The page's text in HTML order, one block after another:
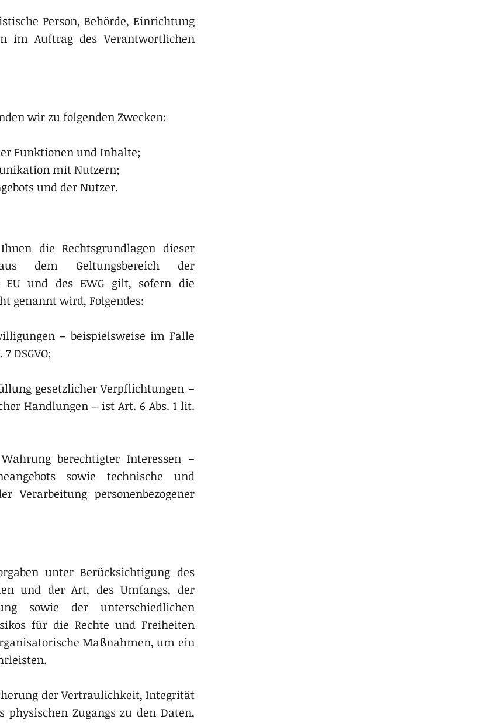
Person, Behörde, Einrichtung
im Auftrag des Verantwortlichen
wir zu folgenden Zwecken:
Funktionen und Inhalte;
mit Nutzern;
und der Nutzer.
die Rechtsgrundlagen dieser
dem Geltungsbereich der
EU und des EWG gilt, sofern die
genannt wird, Folgendes:
– beispielsweise im Falle
DSGVO;
gesetzlicher Verpflichtungen –
Handlungen – ist Art. 6 Abs. 1 lit.
berechtigter Interessen –
sowie technische und
Verarbeitung personenbezogener
unter Berücksichtigung des
und der Art, des Umfangs, der
sowie der unterschiedlichen
für die Rechte und Freiheiten
Maßnahmen, um ein
der Vertraulichkeit, Integrität
Zugangs zu den Daten,